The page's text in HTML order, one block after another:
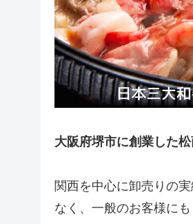
大阪府堺市に創業した
関西を中心に卸売りの
なく、一般のお客様に